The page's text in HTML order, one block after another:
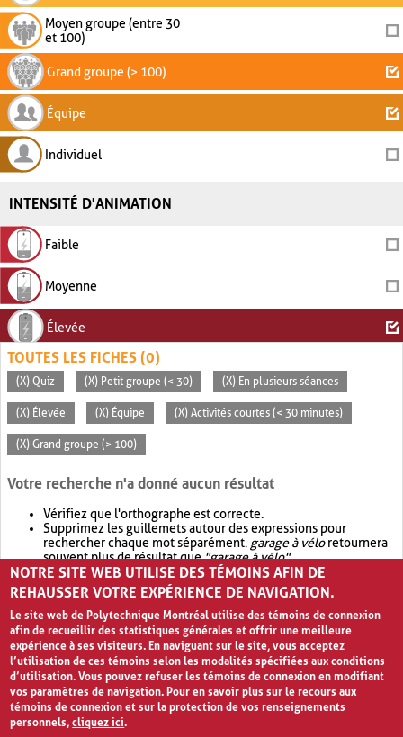
Moyen groupe (entre 30
et 100)
Grand groupe (> 100)
Équipe
Individuel
INTENSITÉ D'ANIMATION
Faible
Moyenne
Élevée
TOUTES LES FICHES (0)
(X) Quiz (X) Petit groupe (< 30) (X) En plusieurs séances
(X) Élevée (X) Équipe (X) Activités courtes (< 30 minutes)
(X) Grand groupe (> 100)
Votre recherche n'a donné aucun résultat
Vérifiez que l'orthographe est correcte.
Supprimez les guillemets autour des expressions pour
rechercher chaque mot séparément. garage à véloretournera
souvent plus de résultat que"garage à vélo".
Envisagez d'élargir votre recherche avec OR.garage OR vélo
retournera souvent plus de résultat quegarage à vélo
NOTRE SITE WEB UTILISE DES TÉMOINS AFIN DE
REHAUSSER VOTRE EXPÉRIENCE DE NAVIGATION.
Le site web de Polytechnique Montréal utilise des témoins de connexion
afin de recueillir des statistiques générales et offrir une meilleure
expérience à ses visiteurs. En naviguant sur le site, vous acceptez
l’utilisation de ces témoins selon les modalités spécifiées aux conditions
d’utilisation. Vous pouvez refuser les témoins de connexion en modifiant
vos paramètres de navigation. Pour en savoir plus sur le recours aux
témoins de connexion et sur la protection de vos renseignements
personnels,cliquez ici.